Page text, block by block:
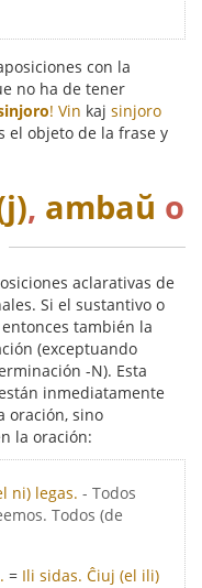
con la
no ha de tener
! Vin kaj sinjoro
el objeto de la frase y
, ambaŭ o
aclarativas de
Si el sustantivo o
también la
(exceptuando
-N). Esta
inmediatamente
oración, sino
la oración:
ni) legas. - Todos
Todos (de
= Ili sidas. Ĉiuj (el ili)